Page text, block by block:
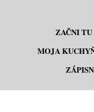
ZAČNI TU
MOJA